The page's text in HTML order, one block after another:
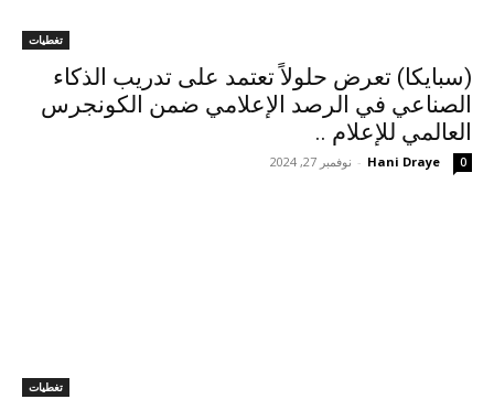
تغطيات
(سبايكا) تعرض حلولاً تعتمد على تدريب الذكاء
الصناعي في الرصد الإعلامي ضمن الكونجرس
العالمي للإعلام ..
Hani Draye
- نوفمبر 27, 2024 0
تغطيات